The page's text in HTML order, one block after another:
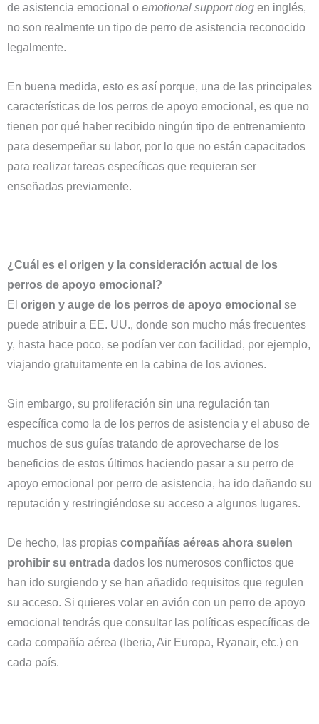
de asistencia emocional o emotional support dog en inglés,
no son realmente un tipo de perro de asistencia reconocido
legalmente.
En buena medida, esto es así porque, una de las principales
características de los perros de apoyo emocional, es que no
tienen por qué haber recibido ningún tipo de entrenamiento
para desempeñar su labor, por lo que no están capacitados
para realizar tareas específicas que requieran ser
enseñadas previamente.
¿Cuál es el origen y la consideración actual de los
perros de apoyo emocional?
El origen y auge de los perros de apoyo emocional se
puede atribuir a EE. UU., donde son mucho más frecuentes
y, hasta hace poco, se podían ver con facilidad, por ejemplo,
viajando gratuitamente en la cabina de los aviones.
Sin embargo, su proliferación sin una regulación tan
específica como la de los perros de asistencia y el abuso de
muchos de sus guías tratando de aprovecharse de los
beneficios de estos últimos haciendo pasar a su perro de
apoyo emocional por perro de asistencia, ha ido dañando su
reputación y restringiéndose su acceso a algunos lugares.
De hecho, las propias compañías aéreas ahora suelen
prohibir su entrada dados los numerosos conflictos que
han ido surgiendo y se han añadido requisitos que regulen
su acceso. Si quieres volar en avión con un perro de apoyo
emocional tendrás que consultar las políticas específicas de
cada compañía aérea (Iberia, Air Europa, Ryanair, etc.) en
cada país.